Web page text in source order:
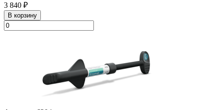
3 840 ₽
В корзину